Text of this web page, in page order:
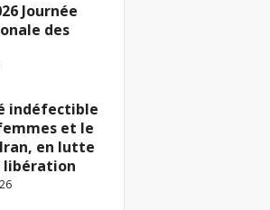
Journée
des
indéfectible
et le
en lutte
libération